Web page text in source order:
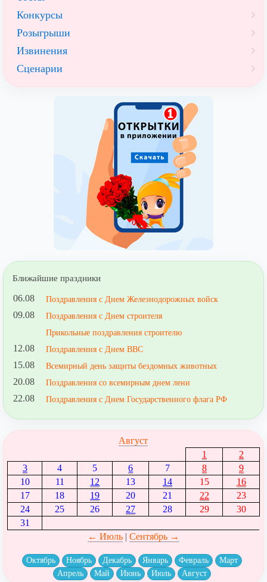
Конкурсы
Розыгрыши
Извинения
Сценарии
Ближайшие праздники
06.08 Поздравления с Днем Железнодорожных войск
09.08
Поздравления с Днем строителя
Прикольные поздравления строителю
12.08 Поздравления с Днем ВВС
15.08 Всемирный день защиты бездомных животных
20.08 Поздравления со всемирным днем лени
22.08 Поздравления с Днем Государственного флага РФ
Август
1
2
3
4 5 6 7 8
9
10
11 12 13 14 15
16
17
18 19 20 21 22
23
24
25 26 27 28 29
30
31
← Июль| Сентябрь →
Октябрь Ноябрь Декабрь Январь Февраль
Март
Апрель
Май Июнь Июль Август